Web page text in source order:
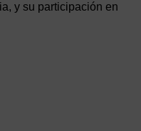
y su participación en